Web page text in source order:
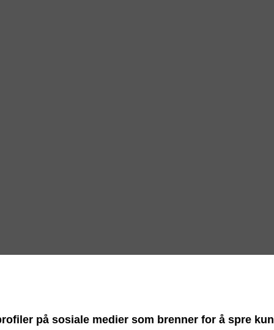
på sosiale medier som brenner for å spre